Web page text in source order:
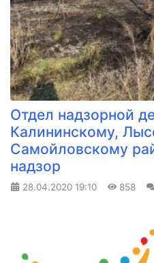
Отдел надзорной
Калининскому,
Самойловскому
надзор
28.04.2020 19:10 858